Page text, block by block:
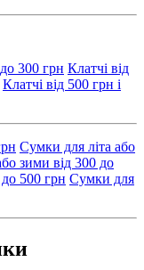
300 грн Клатчі від
Клатчі від 500 грн і
Сумки для літа або
зими від 300 до
500 грн Сумки для